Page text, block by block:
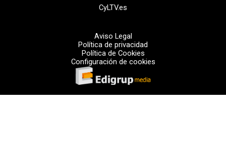
CyLTV.es
Aviso Legal
Política de privacidad
Política de Cookies
Configuración de cookies